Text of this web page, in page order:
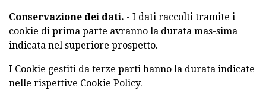
Conservazione dei dati. - I dati raccolti tramite i
cookie di prima parte avranno la durata mas-sima
indicata nel superiore prospetto.
I Cookie gestiti da terze parti hanno la durata indicate
nelle rispettive Cookie Policy.